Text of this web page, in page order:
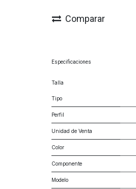
Comparar
Especificaciones
Talla
Tipo
Perfil
Unidad de Venta
Color
Componente
Modelo